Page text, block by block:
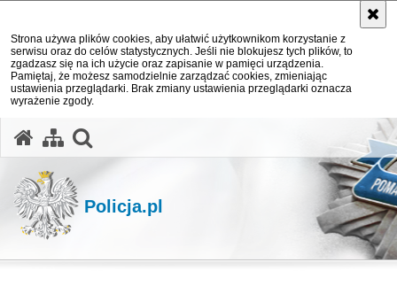
Strona używa plików cookies, aby ułatwić użytkownikom korzystanie z
serwisu oraz do celów statystycznych. Jeśli nie blokujesz tych plików, to
zgadzasz się na ich użycie oraz zapisanie w pamięci urządzenia.
Pamiętaj, że możesz samodzielnie zarządzać cookies, zmieniając
ustawienia przeglądarki. Brak zmiany ustawienia przeglądarki oznacza
wyrażenie zgody.
Policja.pl